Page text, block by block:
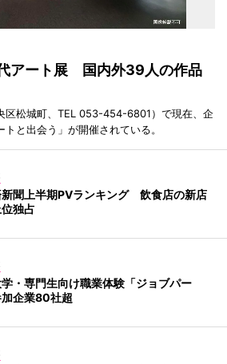
アート展 国内外39人の作品
区松城町、TEL 053-454-6801）で現在、企
と出会う」が開催されている。
新聞上半期PVランキング 飲食店の新店
独占
・専門生向け職業体験「ジョブパー
企業80社超